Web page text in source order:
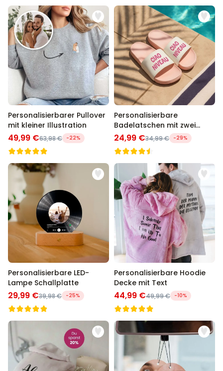
Personalisierbarer Pullover
mit kleiner Illustration
49,99 €63,98 € -22%
Personalisierbare
Badelatschen mit zwei
Zeilen
24,99 €34,99 € -29%
Personalisierbare LED-
Lampe Schallplatte
29,99 €39,98 € -25%
Personalisierbare Hoodie
Decke mit Text
44,99 €49,99 € -10%